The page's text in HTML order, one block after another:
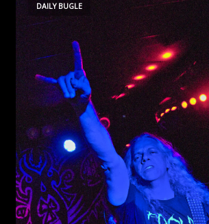
DAILY BUGLE